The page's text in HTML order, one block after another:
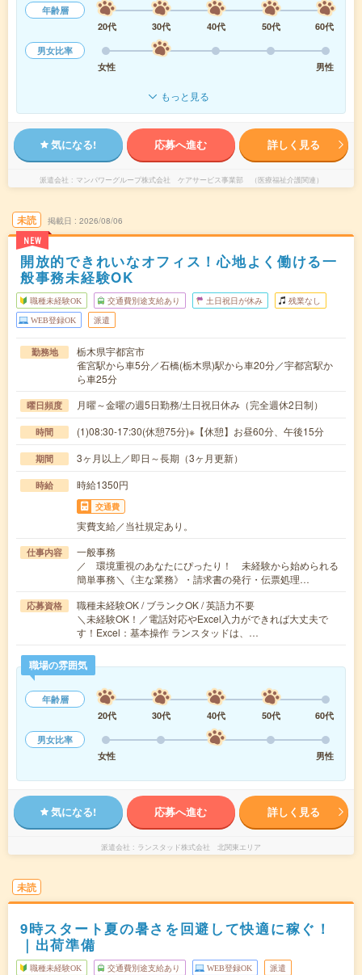
年齢層
20代
30代 40代 50代
60代
男女比率
女性
男性
もっと見る
気になる! 応募へ進む 詳しく見る
派遣会社 マンパワーグループ株式会社 ケアサービス事業部 （医療福祉介護関連）
未読
NEW
掲載日 2026/08/06
開放的できれいなオフィス！心地よく働ける一
般事務未経験OK
職種未経験OK 交通費別途支給あり 土日祝日が休み 残業なし
WEB登録OK 派遣
勤務地
栃木県宇都宮市
雀宮駅から車5分／石橋(栃木県)駅から車20分／宇都宮駅か
ら車25分
曜日頻度 月曜～金曜の週5日勤務/土日祝日休み（完全週休2日制）
時間 (1)08:30-17:30(休憩75分)※【休憩】お昼60分、午後15分
期間 3ヶ月以上／即日～長期（3ヶ月更新）
時給 時給1350円
交通費
実費支給／当社規定あり。
仕事内容
一般事務
／ 環境重視のあなたにぴったり！ 未経験から始められる
簡単事務＼《主な業務》・請求書の発行・伝票処理…
応募資格
職種未経験OK / ブランクOK / 英語力不要
＼未経験OK！／電話対応やExcel入力ができれば大丈夫で
す！Excel：基本操作 ランスタッドは、…
職場の雰囲気
年齢層
20代
30代 40代 50代
60代
男女比率
女性
男性
気になる! 応募へ進む 詳しく見る
派遣会社 ランスタッド株式会社 北関東エリア
未読
9時スタート夏の暑さを回避して快適に稼ぐ！
｜出荷準備
職種未経験OK 交通費別途支給あり WEB登録OK 派遣